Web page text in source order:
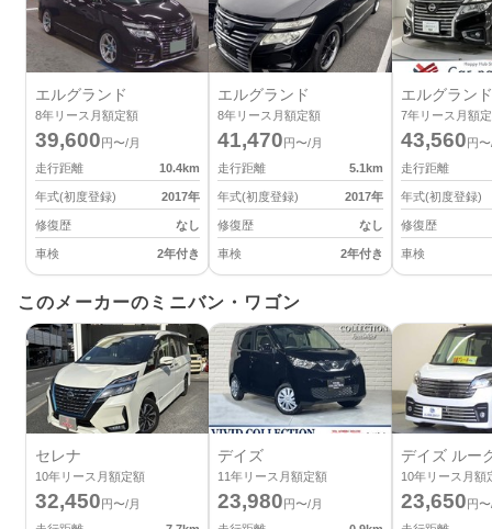
エルグランド
8年リース月額定額
39,600円〜/月
走行距離
10.4km
年式(初度登録) 2017年
修復歴 なし
車検 2年付き
エルグランド
8年リース月額定額
41,470円〜/月
走行距離
5.1km
年式(初度登録) 2017年
修復歴 なし
車検 2年付き
エルグランド
7年リース月額
43,560円
走行距離
年式(初度登録)
修復歴
車検
このメーカーのミニバン・ワゴン
セレナ
10年リース月額定額
32,450円〜/月
デイズ
11年リース月額定額
23,980円〜/月
デイズ ルー
10年リース月額
23,650円